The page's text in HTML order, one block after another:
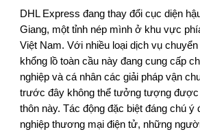
DHL Express đang thay đổi cục diện
Giang, một tỉnh nép mình ở khu vực
Việt Nam. Với nhiều loại dịch vụ
khổng lồ toàn cầu này đang cung cấp
nghiệp và cá nhân các giải pháp vận
trước đây không thể tưởng tượng
thôn này. Tác động đặc biệt đáng chú ý
nghiệp thương mại điện tử, những